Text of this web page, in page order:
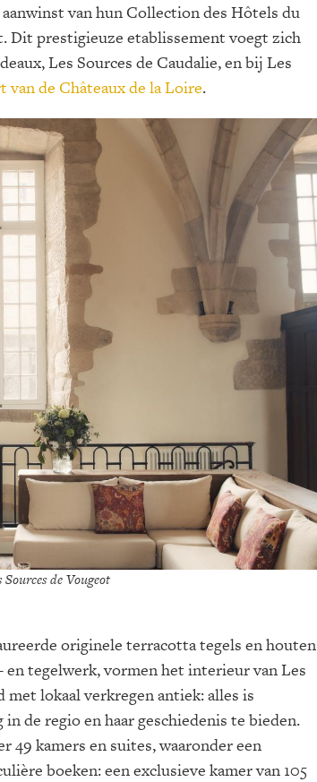
van hun Collection des Hôtels du
Dit prestigieuze etablissement voegt zich
Les Sources de Caudalie, en bij Les
van de Châteaux de la Loire.
de Vougeot
originele terracotta tegels en houten
tegelwerk, vormen het interieur van Les
lokaal verkregen antiek: alles is
de regio en haar geschiedenis te bieden.
kamers en suites, waaronder een
boeken: een exclusieve kamer van 105